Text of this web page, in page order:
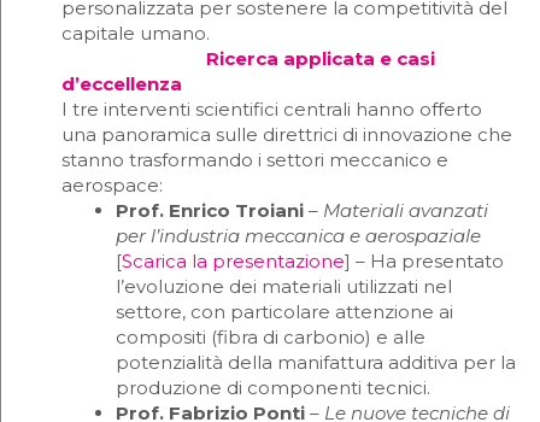
personalizzata per sostenere la competitività del
capitale umano.
Ricerca applicata e casi
d’eccellenza
I tre interventi scientifici centrali hanno offerto
una panoramica sulle direttrici di innovazione che
stanno trasformando i settori meccanico e
aerospace:
Prof. Enrico Troiani – Materiali avanzati
per l’industria meccanica e aerospaziale
[Scarica la presentazione] – Ha presentato
l’evoluzione dei materiali utilizzati nel
settore, con particolare attenzione ai
compositi (fibra di carbonio) e alle
potenzialità della manifattura additiva per la
produzione di componenti tecnici.
Prof. Fabrizio Ponti – Le nuove tecniche di